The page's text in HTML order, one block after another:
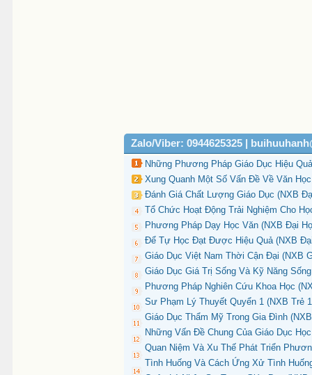
Zalo/Viber: 0944625325 |
Những Phương Pháp Giáo Dục Hiệu
Xung Quanh Một Số Vấn Đề Về Văn
Đánh Giá Chất Lượng Giáo Dục (NXB
Tổ Chức Hoạt Động Trải Nghiệm Cho
Phương Pháp Dạy Học Văn (NXB Đại
Để Tự Học Đạt Được Hiệu Quả (NXB
Giáo Dục Việt Nam Thời Cận Đại (NXB
Giáo Dục Giá Trị Sống Và Kỹ Năng
Phương Pháp Nghiên Cứu Khoa Học
Sư Phạm Lý Thuyết Quyển 1 (NXB Trẻ
Giáo Dục Thẩm Mỹ Trong Gia Đình
Những Vấn Đề Chung Của Giáo Dục
Quan Niệm Và Xu Thế Phát Triển
Tình Huống Và Cách Ứng Xử Tình